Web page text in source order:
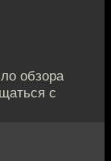
обзора
с